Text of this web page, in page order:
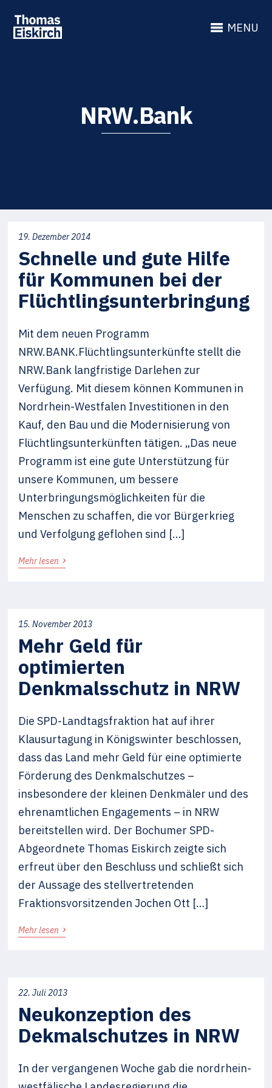
MENU
NRW.Bank
19. Dezember 2014
Schnelle und gute Hilfe
für Kommunen bei der
Flüchtlingsunterbringung
Mit dem neuen Programm
NRW.BANK.Flüchtlingsunterkünfte stellt die
NRW.Bank langfristige Darlehen zur
Verfügung. Mit diesem können Kommunen in
Nordrhein-Westfalen Investitionen in den
Kauf, den Bau und die Modernisierung von
Flüchtlingsunterkünften tätigen. „Das neue
Programm ist eine gute Unterstützung für
unsere Kommunen, um bessere
Unterbringungsmöglichkeiten für die
Menschen zu schaffen, die vor Bürgerkrieg
und Verfolgung geflohen sind […]
Mehr lesen ›
15. November 2013
Mehr Geld für
optimierten
Denkmalsschutz in NRW
Die SPD-Landtagsfraktion hat auf ihrer
Klausurtagung in Königswinter beschlossen,
dass das Land mehr Geld für eine optimierte
Förderung des Denkmalschutzes –
insbesondere der kleinen Denkmäler und des
ehrenamtlichen Engagements – in NRW
bereitstellen wird. Der Bochumer SPD-
Abgeordnete Thomas Eiskirch zeigte sich
erfreut über den Beschluss und schließt sich
der Aussage des stellvertretenden
Fraktionsvorsitzenden Jochen Ott […]
Mehr lesen ›
22. Juli 2013
Neukonzeption des
Dekmalschutzes in NRW
In der vergangenen Woche gab die nordrhein-